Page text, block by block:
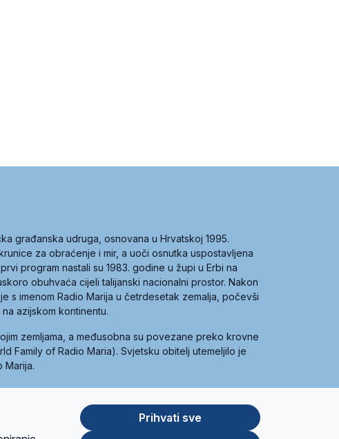
građanska udruga, osnovana u Hrvatskoj 1995.
za obraćenje i mir, a uoči osnutka uspostavljena
program nastali su 1983. godine u župi u Erbi na
obuhvaća cijeli talijanski nacionalni prostor. Nakon
s imenom Radio Marija u četrdesetak zemalja, počevši
azijskom kontinentu.
zemljama, a međusobna su povezane preko krovne
Family of Radio Maria). Svjetsku obitelj utemeljilo je
Marija.
Prihvati sve